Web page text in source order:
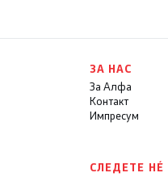
ЗА НАС
За Алфа
Контакт
Импресум
СЛЕДЕТЕ НÉ